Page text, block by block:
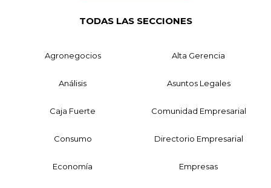
TODAS LAS SECCIONES
Agronegocios Alta Gerencia
Análisis Asuntos Legales
Caja Fuerte Comunidad Empresarial
Consumo Directorio Empresarial
Economía Empresas